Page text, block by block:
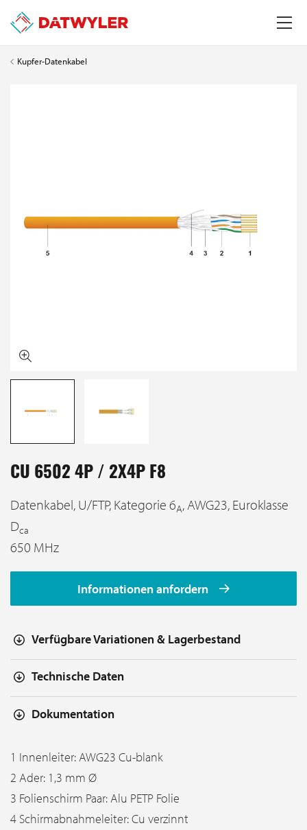
Kupfer-Datenkabel
CU 6502 4P / 2X4P F8
Datenkabel, U/FTP, Kategorie 6A, AWG23, Euroklasse
Dca
650 MHz
Informationen anfordern
Verfügbare Variationen & Lagerbestand
Technische Daten
Dokumentation
1 Innenleiter: AWG23 Cu-blank
2 Ader: 1,3 mm Ø
3 Folienschirm Paar: Alu PETP Folie
4 Schirmabnahmeleiter: Cu verzinnt